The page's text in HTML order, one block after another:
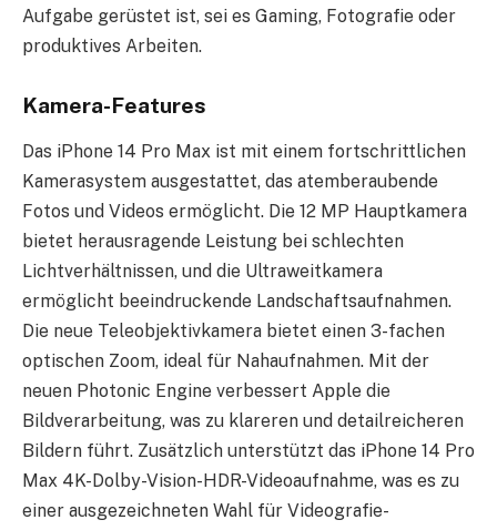
Aufgabe gerüstet ist, sei es Gaming, Fotografie oder
produktives Arbeiten.
Kamera-Features
Das iPhone 14 Pro Max ist mit einem fortschrittlichen
Kamerasystem ausgestattet, das atemberaubende
Fotos und Videos ermöglicht. Die 12 MP Hauptkamera
bietet herausragende Leistung bei schlechten
Lichtverhältnissen, und die Ultraweitkamera
ermöglicht beeindruckende Landschaftsaufnahmen.
Die neue Teleobjektivkamera bietet einen 3-fachen
optischen Zoom, ideal für Nahaufnahmen. Mit der
neuen Photonic Engine verbessert Apple die
Bildverarbeitung, was zu klareren und detailreicheren
Bildern führt. Zusätzlich unterstützt das iPhone 14 Pro
Max 4K-Dolby-Vision-HDR-Videoaufnahme, was es zu
einer ausgezeichneten Wahl für Videografie-